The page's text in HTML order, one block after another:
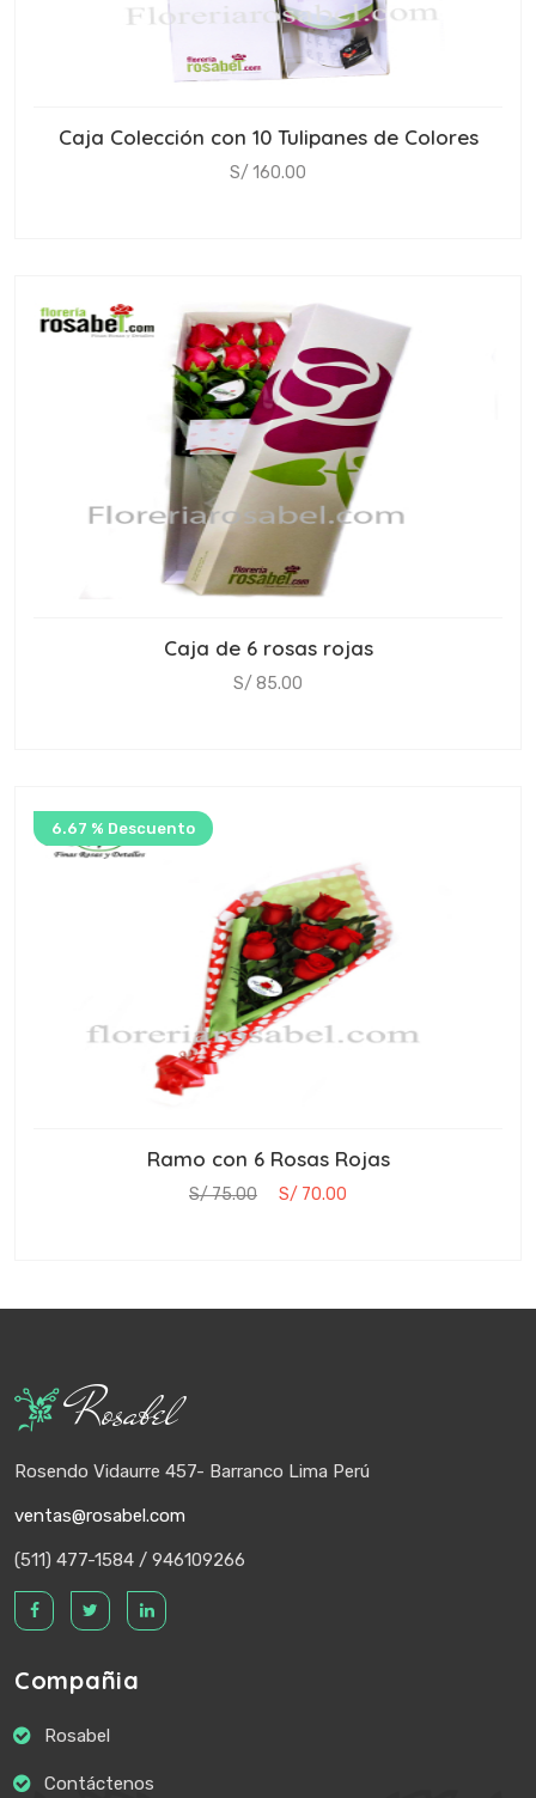
Caja Colección con 10 Tulipanes de Colores
S/ 160.00
Caja de 6 rosas rojas
S/ 85.00
6.67 % Descuento
Ramo con 6 Rosas Rojas
S/ 75.00 S/ 70.00
Rosabel
Rosendo Vidaurre 457- Barranco Lima Perú
ventas@rosabel.com
(511) 477-1584 / 946109266
Compañia
Rosabel
Contáctenos